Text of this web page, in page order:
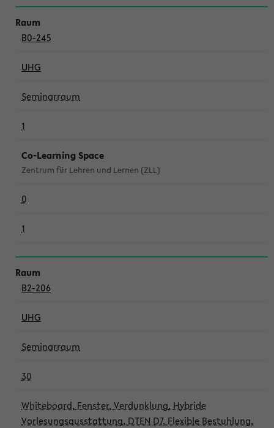
B0-245
UHG
Seminarraum
1
Co-Learning Space
Zentrum für Lehren und Lernen (ZLL)
0
1
B2-206
UHG
Seminarraum
30
Whiteboard, Fenster, Verdunklung, Hybride
Vorlesungsausstattung, DTEN D7, Flexible Bestuhlung,